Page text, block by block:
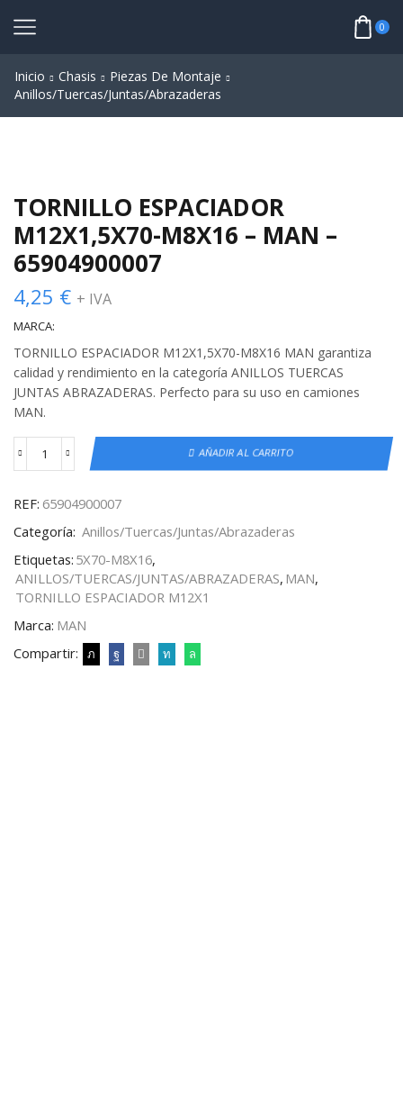
0
Inicio Chasis
Piezas De Montaje
Anillos/Tuercas/Juntas/Abrazaderas
TORNILLO ESPACIADOR
M12X1,5X70-M8X16 – MAN –
65904900007
4,25 € + IVA
MARCA:
TORNILLO ESPACIADOR M12X1,5X70-M8X16 MAN garantiza
calidad y rendimiento en la categoría ANILLOS TUERCAS
JUNTAS ABRAZADERAS. Perfecto para su uso en camiones
MAN.
AÑADIR AL CARRITO
REF: 65904900007
Categoría: Anillos/Tuercas/Juntas/Abrazaderas
Etiquetas: 5X70-M8X16,
ANILLOS/TUERCAS/JUNTAS/ABRAZADERAS, MAN,
TORNILLO ESPACIADOR M12X1
Marca: MAN
Compartir: